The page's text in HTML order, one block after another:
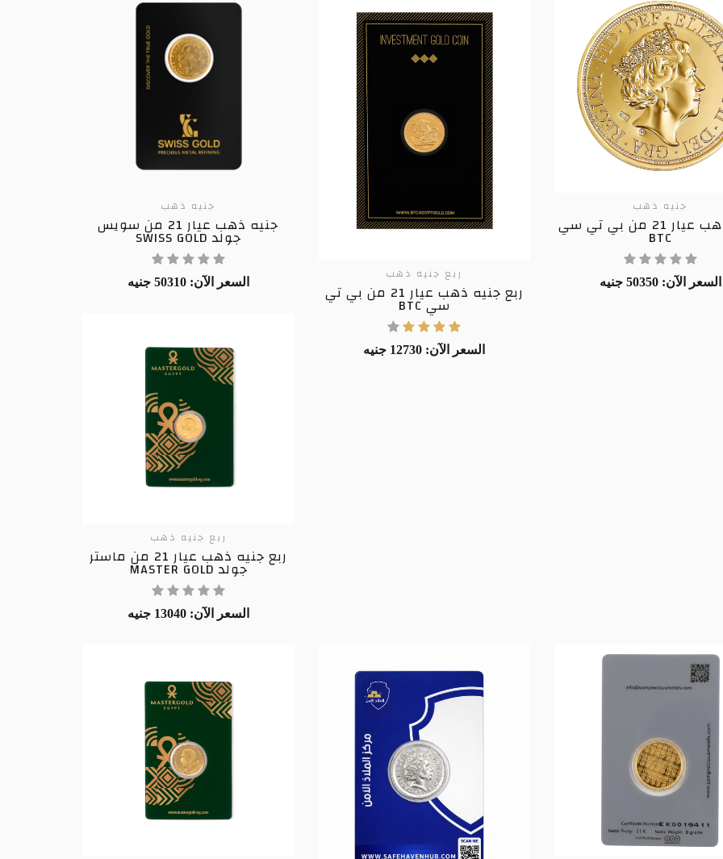
جنيه ذهب
جنيه ذهب عيار 21 من بي تي سي
BTC
السعر الآن: 50350 جنيه ربع جنيه ذهب
ربع جنيه ذهب عيار 21 من بي تي
سي BTC
السعر الآن: 12730 جنيه
جنيه ذهب
جنيه ذهب عيار 21 من سويس
جولد SWISS GOLD
السعر الآن: 50310 جنيه
ربع جنيه ذهب
ربع جنيه ذهب عيار 21 من ماستر
جولد MASTER GOLD
السعر الآن: 13040 جنيه